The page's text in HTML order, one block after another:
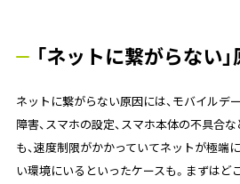
「ネットに繋がらない
ネットに繋がらない原因には、モバイルデ
障害、スマホの設定、スマホ本体の不具合
も、速度制限がかかっていてネットが極端
い環境にいるといったケースも。まずはど